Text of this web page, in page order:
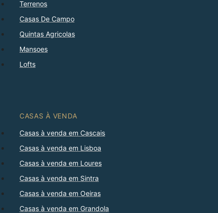
Terrenos
Casas De Campo
Quintas Agricolas
Mansoes
Lofts
CASAS À VENDA
Casas à venda em Cascais
Casas à venda em Lisboa
Casas à venda em Loures
Casas à venda em Sintra
Casas à venda em Oeiras
Casas à venda em Grandola